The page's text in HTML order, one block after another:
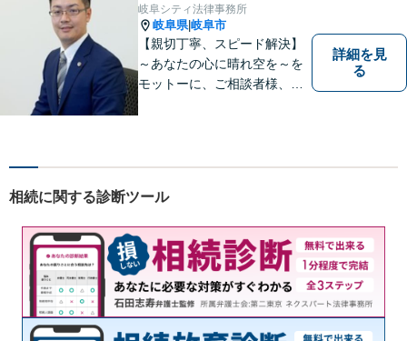
岐阜シティ法律事務所
岐阜県|岐阜市
【親切丁寧、スピード解決】
～あなたの心に晴れ空を～を
モットーに、ご相談者様、依
お気軽にご相談下さい。
詳細を見
る
相続に関する診断ツール